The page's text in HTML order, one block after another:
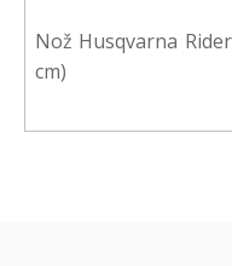
Nož Husqvarna
cm)